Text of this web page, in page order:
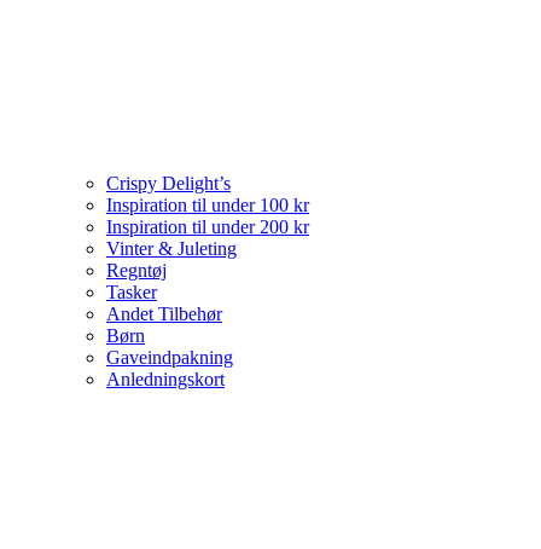
Crispy Delight’s
Inspiration til under 100 kr
Inspiration til under 200 kr
Vinter & Juleting
Regntøj
Tasker
Andet Tilbehør
Børn
Gaveindpakning
Anledningskort